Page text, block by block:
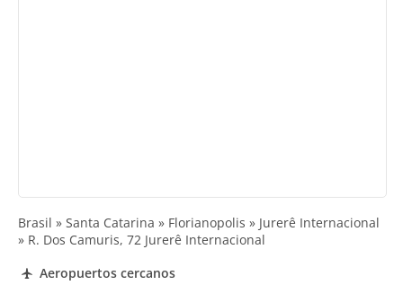
Brasil » Santa Catarina » Florianopolis » Jurerê Internacional
» R. Dos Camuris, 72 Jurerê Internacional
Aeropuertos cercanos